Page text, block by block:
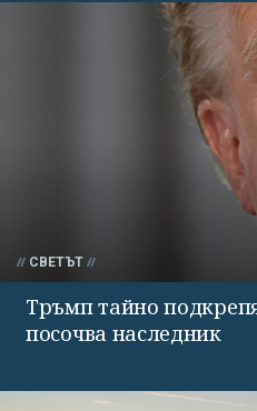
СВЕТЪТ
Тръмп тайно
посочва наследник